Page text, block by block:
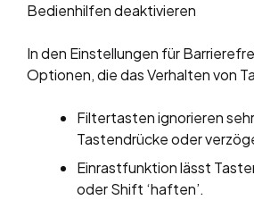
Bedienhilfen deaktivieren
In den Einstellungen für
Optionen, die das Verhalten von
Filtertasten ignorieren
Tastendrücke oder
Einrastfunktion lässt
oder Shift ‘haften’.